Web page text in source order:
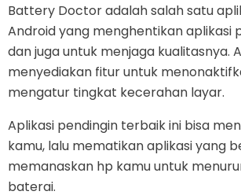
Battery Doctor adalah salah satu
Android yang menghentikan aplikasi
dan juga untuk menjaga kualitasnya.
menyediakan fitur untuk
mengatur tingkat kecerahan layar.
Aplikasi pendingin terbaik ini bisa
kamu, lalu mematikan aplikasi yang
memanaskan hp kamu untuk
baterai.